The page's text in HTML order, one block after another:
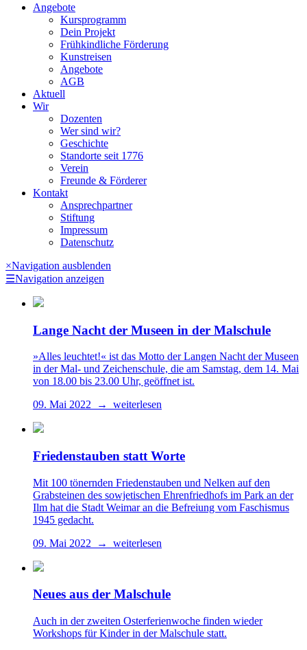
Angebote
Kursprogramm
Dein Projekt
Frühkindliche Förderung
Kunstreisen
Angebote
AGB
Aktuell
Wir
Dozenten
Wer sind wir?
Geschichte
Standorte seit 1776
Verein
Freunde & Förderer
Kontakt
Ansprechpartner
Stiftung
Impressum
Datenschutz
×Navigation ausblenden
☰Navigation anzeigen
Lange Nacht der Museen in der Malschule
»Alles leuchtet!« ist das Motto der Langen Nacht der Museen
in der Mal- und Zeichenschule, die am Samstag, dem 14. Mai
von 18.00 bis 23.00 Uhr, geöffnet ist.
09. Mai 2022 → weiterlesen
Friedenstauben statt Worte
Mit 100 tönernden Friedenstauben und Nelken auf den
Grabsteinen des sowjetischen Ehrenfriedhofs im Park an der
Ilm hat die Stadt Weimar an die Befreiung vom Faschismus
1945 gedacht.
09. Mai 2022 → weiterlesen
Neues aus der Malschule
Auch in der zweiten Osterferienwoche finden wieder
Workshops für Kinder in der Malschule statt.